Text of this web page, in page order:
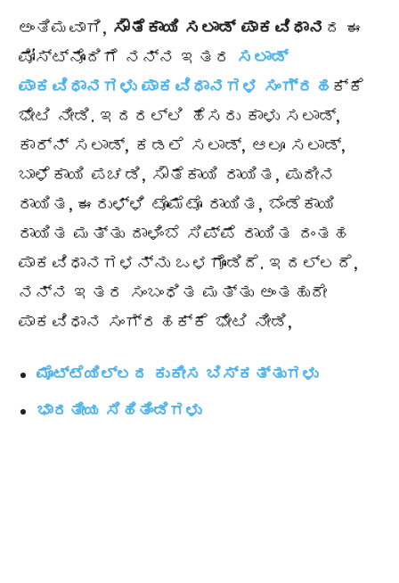
ಅಂತಿಮವಾಗಿ, ಸೌತೆಕಾಯಿ ಸಲಾಡ್ ಪಾಕವಿಧಾನ ದ ಈ
ಪೋಸ್ಟ್ನೊಂದಿಗೆ ನನ್ನ ಇತರ ಸಲಾಡ್
ಪಾಕವಿಧಾನಗಳು ಪಾಕವಿಧಾನಗಳ ಸಂಗ್ರಹ ಕ್ಕೆ
ಭೇಟಿ ನೀಡಿ. ಇದರಲ್ಲಿ ಹೆಸರು ಕಾಳು ಸಲಾಡ್,
ಕಾರ್ನ್ ಸಲಾಡ್, ಕಡಲೆ ಸಲಾಡ್, ಆಲೂ ಸಲಾಡ್,
ಬಾಳೆಕಾಯಿ ಪಚಡಿ, ಸೌತೆಕಾಯಿ ರಾಯಿತ, ಪುದೀನ
ರಾಯಿತ, ಈರುಳ್ಳಿ ಟೊಮೆಟೊ ರಾಯಿತ, ಬೆಂಡೆಕಾಯಿ
ರಾಯಿತ ಮತ್ತು ದಾಳಿಂಬೆ ಸಿಪ್ಪೆ ರಾಯಿತ ದಂತಹ
ಪಾಕವಿಧಾನಗಳನ್ನು ಒಳಗೊಂಡಿದೆ. ಇದಲ್ಲದೆ,
ನನ್ನ ಇತರ ಸಂಬಂಧಿತ ಮತ್ತು ಅಂತಹುದೇ
ಪಾಕವಿಧಾನ ಸಂಗ್ರಹಕ್ಕೆ ಭೇಟಿ ನೀಡಿ,
ಮೊಟ್ಟೆಯಿಲ್ಲದ ಕುಕೀಸ ಬಿಸ್ಕತ್ತುಗಳು
ಭಾರತೀಯ ಸಿಹಿತಿಂಡಿಗಳು